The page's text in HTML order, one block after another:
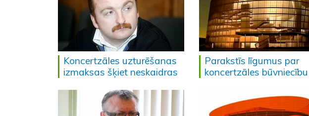
Koncertzāles uzturēšanas
izmaksas šķiet neskaidras
Parakstīs līgumus par
koncertzāles būvniecību